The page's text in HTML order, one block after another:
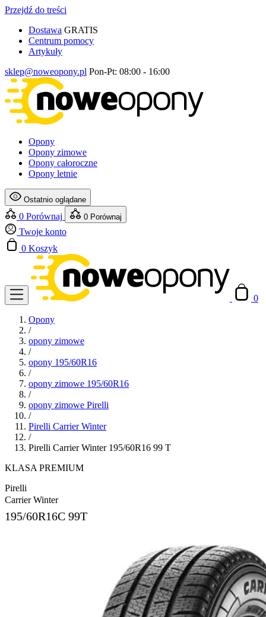
Przejdź do treści
Dostawa GRATIS
Centrum pomocy
Artykuły
sklep@noweopony.pl Pon-Pt: 08:00 - 16:00
Opony
Opony zimowe
Opony całoroczne
Opony letnie
Ostatnio oglądane
0 Porównaj 0 Porównaj
Twoje konto
0 Koszyk
0
Opony
/
opony zimowe
/
opony 195/60R16
/
opony zimowe 195/60R16
/
opony zimowe Pirelli
/
Pirelli Carrier Winter
/
Pirelli Carrier Winter 195/60R16 99 T
KLASA PREMIUM
Pirelli
Carrier Winter
195/60R16C 99T